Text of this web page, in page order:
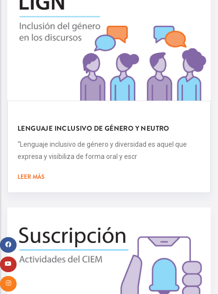
LENGUAJE INCLUSIVO DE GÉNERO Y NEUTRO
“Lenguaje inclusivo de género y diversidad es aquel que
expresa y visibiliza de forma oral y escr
LEER MÁS